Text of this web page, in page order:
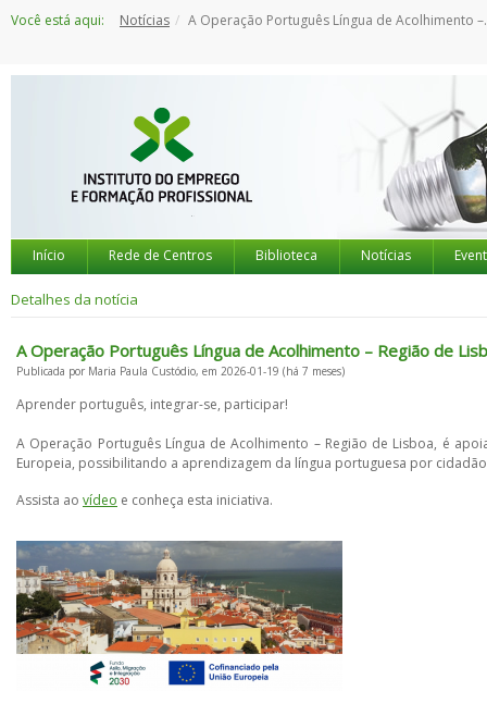
paraVocê está aqui: Notícias A Operação Português Língua de Acolhimento – Região de Lisboa promove a aprendizagem da língua portuguesa
Início Rede de Centros Biblioteca Notícias
Detalhes da notícia
A Operação Português Língua de Acolhimento – Região de
Publicada por Maria Paula Custódio, em 2026-01-19 (há 7 meses)
Aprender português, integrar-se, participar!
A Operação Português Língua de Acolhimento – Região de Lisboa, é
Europeia, possibilitando a aprendizagem da língua portuguesa por
Assista ao vídeo e conheça esta iniciativa.